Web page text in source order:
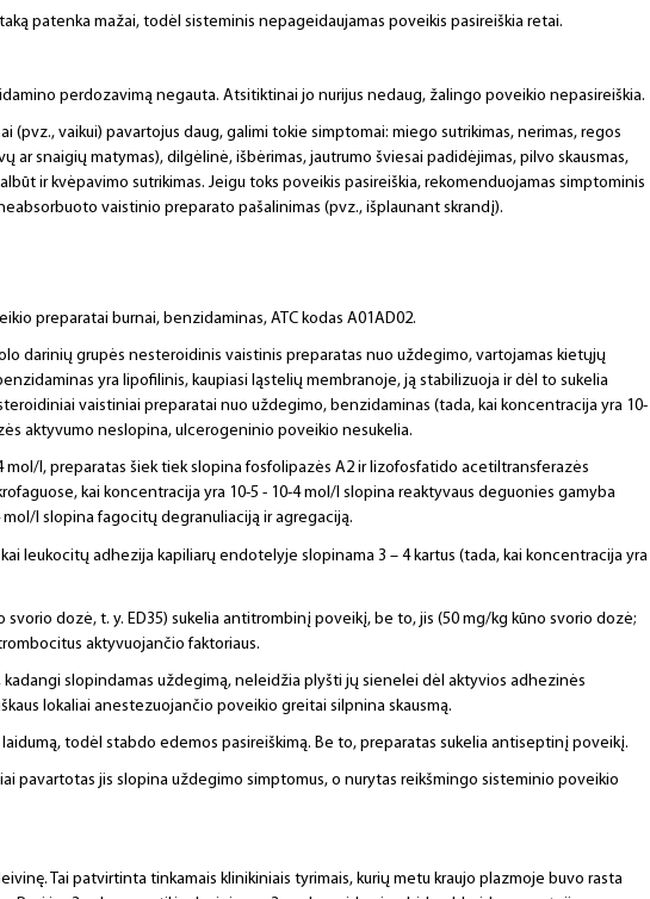
patenka mažai, todėl sisteminis nepageidaujamas poveikis pasireiškia retai.
perdozavimą negauta. Atsitiktinai jo nurijus nedaug, žalingo poveikio nepasireiškia.
(pvz., vaikui) pavartojus daug, galimi tokie simptomai: miego sutrikimas, nerimas, regos
ar snaigių matymas), dilgėlinė, išbėrimas, jautrumo šviesai padidėjimas, pilvo skausmas,
ir kvėpavimo sutrikimas. Jeigu toks poveikis pasireiškia, rekomenduojamas simptominis
vaistinio preparato pašalinimas (pvz., išplaunant skrandį).
preparatai burnai, benzidaminas, ATC kodas A01AD02.
darinių grupės nesteroidinis vaistinis preparatas nuo uždegimo, vartojamas kietųjų
yra lipofilinis, kaupiasi ląstelių membranoje, ją stabilizuoja ir dėl to sukelia
vaistiniai preparatai nuo uždegimo, benzidaminas (tada, kai koncentracija yra 10-
aktyvumo neslopina, ulcerogeninio poveikio nesukelia.
mol/l, preparatas šiek tiek slopina fosfolipazės A2 ir lizofosfatido acetiltransferazės
kai koncentracija yra 10-5 - 10-4 mol/l slopina reaktyvaus deguonies gamyba
l slopina fagocitų degranuliaciją ir agregaciją.
leukocitų adhezija kapiliarų endotelyje slopinama 3 – 4 kartus (tada, kai koncentracija yra
svorio dozė, t. y. ED35) sukelia antitrombinį poveikį, be to, jis (50 mg/kg kūno svorio dozė;
aktyvuojančio faktoriaus.
kadangi slopindamas uždegimą, neleidžia plyšti jų sienelei dėl aktyvios adhezinės
lokaliai anestezuojančio poveikio greitai silpnina skausmą.
todėl stabdo edemos pasireiškimą. Be to, preparatas sukelia antiseptinį poveikį.
pavartotas jis slopina uždegimo simptomus, o nurytas reikšmingo sisteminio poveikio
Tai patvirtinta tinkamais klinikiniais tyrimais, kurių metu kraujo plazmoje buvo rasta